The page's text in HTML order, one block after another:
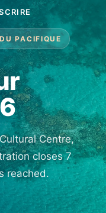
PACIFIQUE
Centre,
closes 7
reached.